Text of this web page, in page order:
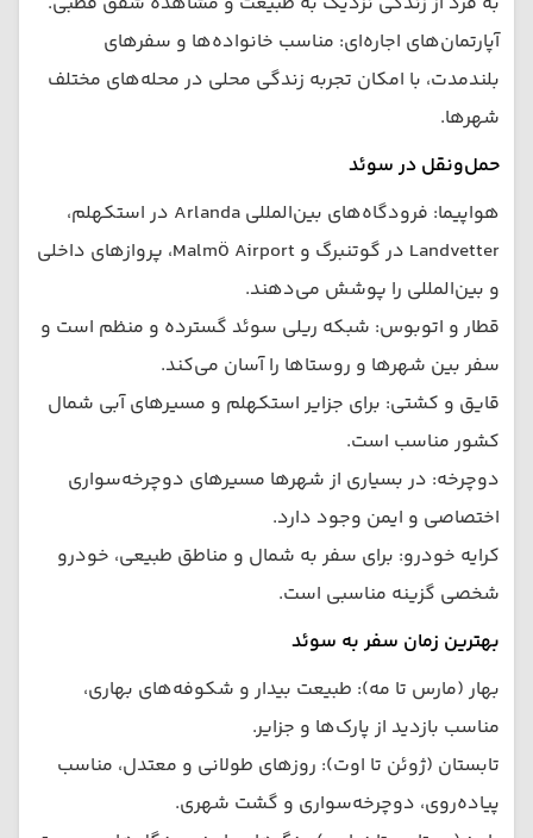
آپارتمان‌های اجاره‌ای: مناسب خانواده‌ها و سفرهای
بلندمدت، با امکان تجربه زندگی محلی در محله‌های مختلف
شهرها.
حمل‌ونقل در سوئد
هواپیما: فرودگاه‌های بین‌المللی Arlanda در استکهلم،
Landvetter در گوتنبرگ و Malmö Airport، پروازهای داخلی
و بین‌المللی را پوشش می‌دهند.
قطار و اتوبوس: شبکه ریلی سوئد گسترده و منظم است و
سفر بین شهرها و روستاها را آسان می‌کند.
قایق و کشتی: برای جزایر استکهلم و مسیرهای آبی شمال
کشور مناسب است.
دوچرخه: در بسیاری از شهرها مسیرهای دوچرخه‌سواری
اختصاصی و ایمن وجود دارد.
کرایه خودرو: برای سفر به شمال و مناطق طبیعی، خودرو
شخصی گزینه مناسبی است.
بهترین زمان سفر به سوئد
بهار (مارس تا مه): طبیعت بیدار و شکوفه‌های بهاری،
مناسب بازدید از پارک‌ها و جزایر.
تابستان (ژوئن تا اوت): روزهای طولانی و معتدل، مناسب
پیاده‌روی، دوچرخه‌سواری و گشت شهری.